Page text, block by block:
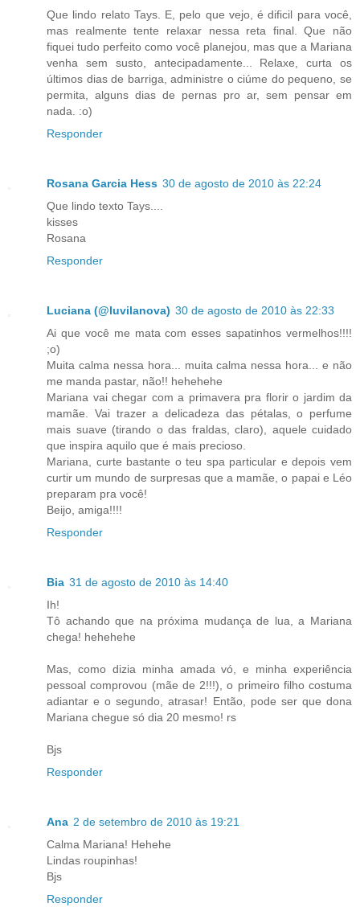
Que lindo relato Tays. E, pelo que vejo, é dificil para você,
mas realmente tente relaxar nessa reta final. Que não
fiquei tudo perfeito como você planejou, mas que a Mariana
venha sem susto, antecipadamente... Relaxe, curta os
últimos dias de barriga, administre o ciúme do pequeno, se
permita, alguns dias de pernas pro ar, sem pensar em
nada. :o)
Responder
Rosana Garcia Hess 30 de agosto de 2010 às 22:24
Que lindo texto Tays....
kisses
Rosana
Responder
Luciana (@luvilanova) 30 de agosto de 2010 às 22:33
Ai que você me mata com esses sapatinhos vermelhos!!!!
;o)
Muita calma nessa hora... muita calma nessa hora... e não
me manda pastar, não!! hehehehe
Mariana vai chegar com a primavera pra florir o jardim da
mamãe. Vai trazer a delicadeza das pétalas, o perfume
mais suave (tirando o das fraldas, claro), aquele cuidado
que inspira aquilo que é mais precioso.
Mariana, curte bastante o teu spa particular e depois vem
curtir um mundo de surpresas que a mamãe, o papai e Léo
preparam pra você!
Beijo, amiga!!!!
Responder
Bia 31 de agosto de 2010 às 14:40
Ih!
Tô achando que na próxima mudança de lua, a Mariana
chega! hehehehe
Mas, como dizia minha amada vó, e minha experiência
pessoal comprovou (mãe de 2!!!), o primeiro filho costuma
adiantar e o segundo, atrasar! Então, pode ser que dona
Mariana chegue só dia 20 mesmo! rs
Bjs
Responder
Ana 2 de setembro de 2010 às 19:21
Calma Mariana! Hehehe
Lindas roupinhas!
Bjs
Responder